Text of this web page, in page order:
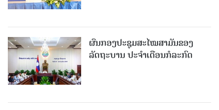
ຜົນກອງປະຊຸມສະໄໝສາມັນຂອງ
ລັດຖະບານ ປະຈຳເດືອນກໍລະກົດ